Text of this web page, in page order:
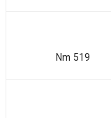
519 Nm